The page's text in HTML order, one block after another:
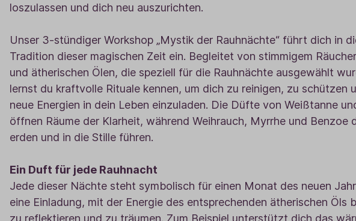
loszulassen und dich neu auszurichten.
Unser 3-stündiger Workshop „Mystik der Rauhnächte“ führt dich in
Tradition dieser magischen Zeit ein. Begleitet von stimmigem
und ätherischen Ölen, die speziell für die Rauhnächte ausgewählt
lernst du kraftvolle Rituale kennen, um dich zu reinigen, zu schützen
neue Energien in dein Leben einzuladen. Die Düfte von Weißtanne
öffnen Räume der Klarheit, während Weihrauch, Myrrhe und Benzoe
erden und in die Stille führen.
Ein Duft für jede Rauhnacht
Jede dieser Nächte steht symbolisch für einen Monat des neuen
eine Einladung, mit der Energie des entsprechenden ätherischen Öls
zu reflektieren und zu träumen. Zum Beispiel unterstützt dich das